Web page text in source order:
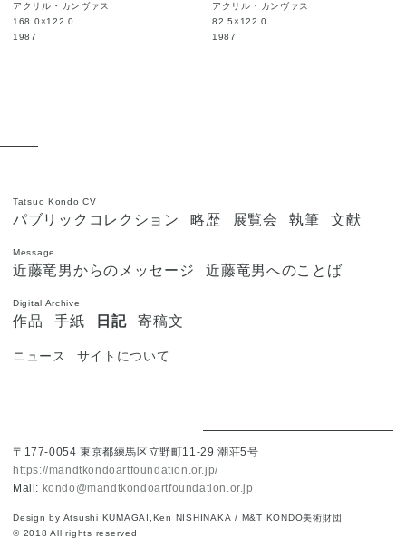
アクリル・カンヴァス
168.0×122.0
1987
アクリル・カンヴァス
82.5×122.0
1987
Tatsuo Kondo CV
パブリックコレクション 略歴 展覧会 執筆 文献
Message
近藤竜男からのメッセージ 近藤竜男へのことば
Digital Archive
作品 手紙 日記 寄稿文
ニュース サイトについて
〒177-0054 東京都練馬区立野町11-29 潮荘5号
https://mandtkondoartfoundation.or.jp/
Mail: kondo@mandtkondoartfoundation.or.jp
Design by Atsushi KUMAGAI, Ken NISHINAKA / M&T KONDO美術財団
© 2018 All rights reserved